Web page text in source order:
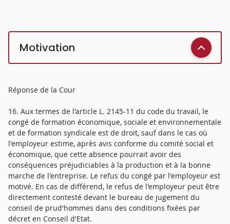
Motivation
Réponse de la Cour
16. Aux termes de l'article L. 2145-11 du code du travail, le
congé de formation économique, sociale et environnementale
et de formation syndicale est de droit, sauf dans le cas où
l'employeur estime, après avis conforme du comité social et
économique, que cette absence pourrait avoir des
conséquences préjudiciables à la production et à la bonne
marche de l'entreprise. Le refus du congé par l'employeur est
motivé. En cas de différend, le refus de l'employeur peut être
directement contesté devant le bureau de jugement du
conseil de prud'hommes dans des conditions fixées par
décret en Conseil d'Etat.